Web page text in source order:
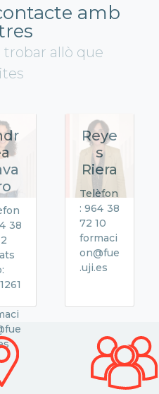
amb
trobar allò que
38
Reye
s
Riera
Telèfon
: 964 38
72 10
formaci
on@fue
.uji.es